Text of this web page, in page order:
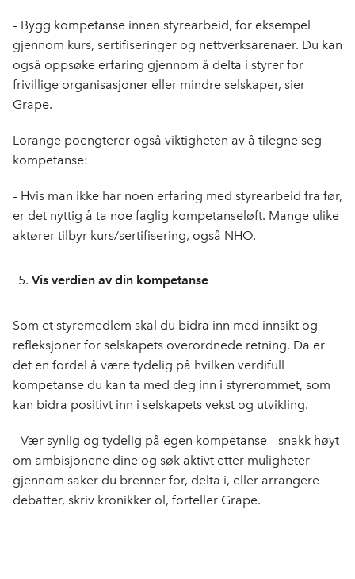
– Bygg kompetanse innen styrearbeid, for eksempel
gjennom kurs, sertifiseringer og nettverksarenaer. Du kan
også oppsøke erfaring gjennom å delta i styrer for
frivillige organisasjoner eller mindre selskaper, sier
Grape.
Lorange poengterer også viktigheten av å tilegne seg
kompetanse:
– Hvis man ikke har noen erfaring med styrearbeid fra før,
er det nyttig å ta noe faglig kompetanseløft. Mange ulike
aktører tilbyr kurs/sertifisering, også NHO.
Vis verdien av din kompetanse
Som et styremedlem skal du bidra inn med innsikt og
refleksjoner for selskapets overordnede retning. Da er
det en fordel å være tydelig på hvilken verdifull
kompetanse du kan ta med deg inn i styrerommet, som
kan bidra positivt inn i selskapets vekst og utvikling.
– Vær synlig og tydelig på egen kompetanse – snakk høyt
om ambisjonene dine og søk aktivt etter muligheter
gjennom saker du brenner for, delta i, eller arrangere
debatter, skriv kronikker ol, forteller Grape.